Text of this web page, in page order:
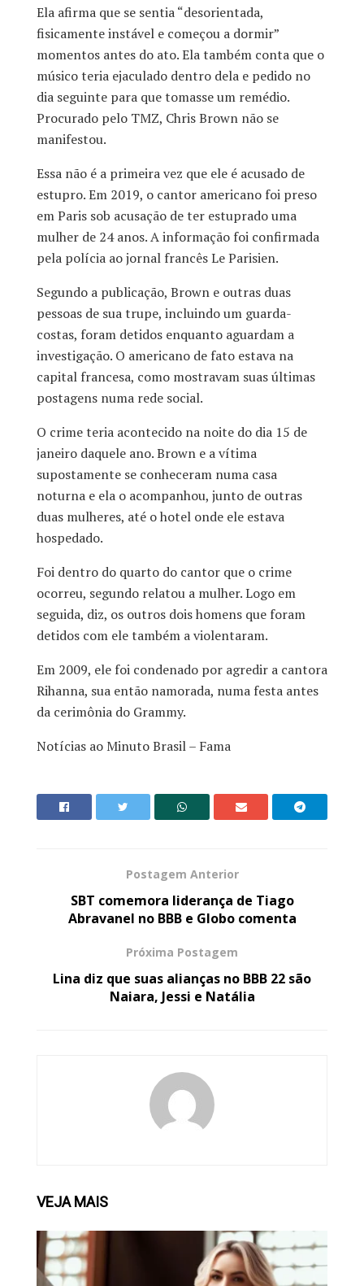
Ela afirma que se sentia “desorientada,
fisicamente instável e começou a dormir”
momentos antes do ato. Ela também conta que o
músico teria ejaculado dentro dela e pedido no
dia seguinte para que tomasse um remédio.
Procurado pelo TMZ, Chris Brown não se
manifestou.
Essa não é a primeira vez que ele é acusado de
estupro. Em 2019, o cantor americano foi preso
em Paris sob acusação de ter estuprado uma
mulher de 24 anos. A informação foi confirmada
pela polícia ao jornal francês Le Parisien.
Segundo a publicação, Brown e outras duas
pessoas de sua trupe, incluindo um guarda-
costas, foram detidos enquanto aguardam a
investigação. O americano de fato estava na
capital francesa, como mostravam suas últimas
postagens numa rede social.
O crime teria acontecido na noite do dia 15 de
janeiro daquele ano. Brown e a vítima
supostamente se conheceram numa casa
noturna e ela o acompanhou, junto de outras
duas mulheres, até o hotel onde ele estava
hospedado.
Foi dentro do quarto do cantor que o crime
ocorreu, segundo relatou a mulher. Logo em
seguida, diz, os outros dois homens que foram
detidos com ele também a violentaram.
Em 2009, ele foi condenado por agredir a cantora
Rihanna, sua então namorada, numa festa antes
da cerimônia do Grammy.
Notícias ao Minuto Brasil – Fama
Postagem Anterior
SBT comemora liderança de Tiago
Abravanel no BBB e Globo comenta
Próxima Postagem
Lina diz que suas alianças no BBB 22 são
Naiara, Jessi e Natália
VEJAMAIS